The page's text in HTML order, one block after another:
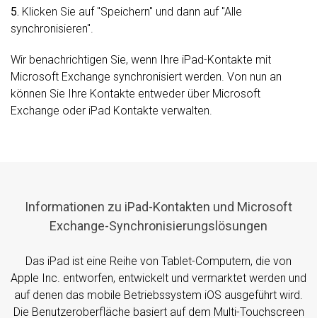
5. Klicken Sie auf "Speichern" und dann auf "Alle
synchronisieren".
Wir benachrichtigen Sie, wenn Ihre iPad-Kontakte mit
Microsoft Exchange synchronisiert werden. Von nun an
können Sie Ihre Kontakte entweder über Microsoft
Exchange oder iPad Kontakte verwalten.
Informationen zu iPad-Kontakten und Microsoft
Exchange-Synchronisierungslösungen
Das iPad ist eine Reihe von Tablet-Computern, die von
Apple Inc. entworfen, entwickelt und vermarktet werden und
auf denen das mobile Betriebssystem iOS ausgeführt wird.
Die Benutzeroberfläche basiert auf dem Multi-Touchscreen